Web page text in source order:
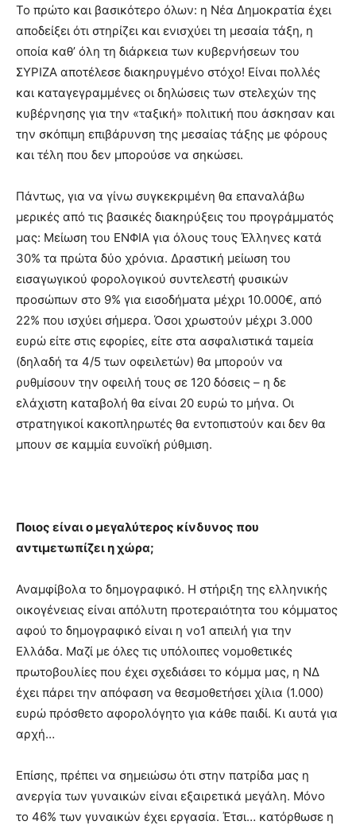
Το πρώτο και βασικότερο όλων: η Νέα Δημοκρατία έχει
αποδείξει ότι στηρίζει και ενισχύει τη μεσαία τάξη, η
οποία καθ’ όλη τη διάρκεια των κυβερνήσεων του
ΣΥΡΙΖΑ αποτέλεσε διακηρυγμένο στόχο! Είναι πολλές
και καταγεγραμμένες οι δηλώσεις των στελεχών της
κυβέρνησης για την «ταξική» πολιτική που άσκησαν και
την σκόπιμη επιβάρυνση της μεσαίας τάξης με φόρους
και τέλη που δεν μπορούσε να σηκώσει.
Πάντως, για να γίνω συγκεκριμένη θα επαναλάβω
μερικές από τις βασικές διακηρύξεις του προγράμματός
μας: Μείωση του ΕΝΦΙΑ για όλους τους Έλληνες κατά
30% τα πρώτα δύο χρόνια. Δραστική µείωση του
εισαγωγικού φορολογικού συντελεστή φυσικών
προσώπων στο 9% για εισοδήµατα µέχρι 10.000€, από
22% που ισχύει σήµερα. Όσοι χρωστούν µέχρι 3.000
ευρώ είτε στις εφορίες, είτε στα ασφαλιστικά ταµεία
(δηλαδή τα 4/5 των οφειλετών) θα µπορούν να
ρυθµίσουν την οφειλή τους σε 120 δόσεις – η δε
ελάχιστη καταβολή θα είναι 20 ευρώ το µήνα. Οι
στρατηγικοί κακοπληρωτές θα εντοπιστούν και δεν θα
µπουν σε καµμία ευνοϊκή ρύθµιση.
Ποιος είναι ο μεγαλύτερος κίνδυνος που
αντιμετωπίζει η χώρα;
Αναμφίβολα το δημογραφικό. Η στήριξη της ελληνικής
οικογένειας είναι απόλυτη προτεραιότητα του κόμματος
αφού το δημογραφικό είναι η νο1 απειλή για την
Ελλάδα. Μαζί με όλες τις υπόλοιπες νομοθετικές
πρωτοβουλίες που έχει σχεδιάσει το κόμμα μας, η ΝΔ
έχει πάρει την απόφαση να θεσμοθετήσει χίλια (1.000)
ευρώ πρόσθετο αφορολόγητο για κάθε παιδί. Κι αυτά για
αρχή…
Επίσης, πρέπει να σημειώσω ότι στην πατρίδα μας η
ανεργία των γυναικών είναι εξαιρετικά μεγάλη. Μόνο
το 46% των γυναικών έχει εργασία. Έτσι… κατόρθωσε η